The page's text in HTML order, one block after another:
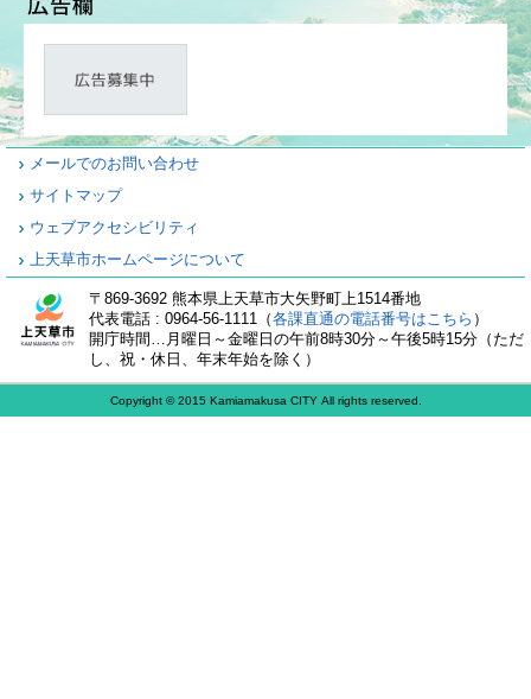
メールでのお問い合わせ
サイトマップ
ウェブアクセシビリティ
上天草市ホームページについて
〒869-3692 熊本県上天草市大矢野町上1514番地
代表電話 : 0964-56-1111（各課直通の電話番号はこちら ）
開庁時間…月曜日～金曜日の午前8時30分～午後5時15分（ただ
し、祝・休日、年末年始を除く）
Copyright © 2015 Kamiamakusa CITY All rights reserved.